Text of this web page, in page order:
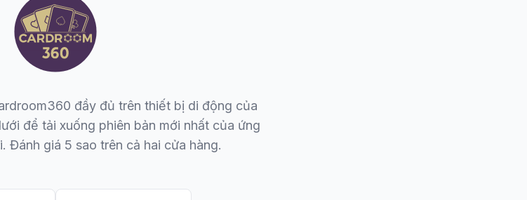
đầy đủ trên thiết bị di động của
để tải xuống phiên bản mới nhất của ứng
Đánh giá 5 sao trên cả hai cửa hàng.